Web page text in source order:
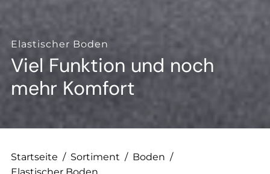
Elastischer Boden
Viel Funktion und noch
mehr Komfort
Startseite / Sortiment / Boden /